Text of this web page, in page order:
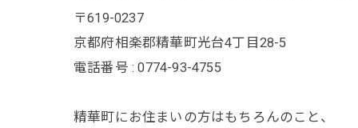
〒619-0237
京都府相楽郡精華町光台4丁目28-5
電話番号 : 0774-93-4755
精華町にお住まいの方はもちろんのこと、